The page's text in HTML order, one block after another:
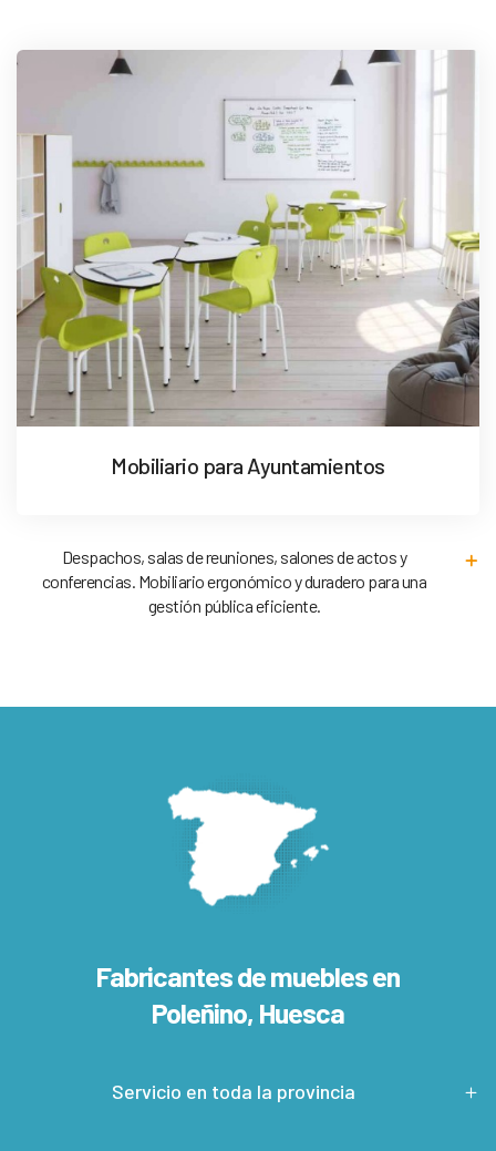
Mobiliario para Ayuntamientos
Despachos, salas de reuniones, salones de actos y
conferencias. Mobiliario ergonómico y duradero para una
gestión pública eficiente.
Fabricantes de muebles en
Poleñino, Huesca
Servicio en toda la provincia